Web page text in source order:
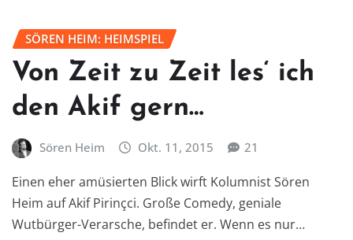
SÖREN HEIM: HEIMSPIEL
Von Zeit zu Zeit les‘ ich
den Akif gern…
Sören Heim Okt. 11, 2015 21
Einen eher amüsierten Blick wirft Kolumnist Sören
Heim auf Akif Pirinçci. Große Comedy, geniale
Wutbürger-Verarsche, befindet er. Wenn es nur…